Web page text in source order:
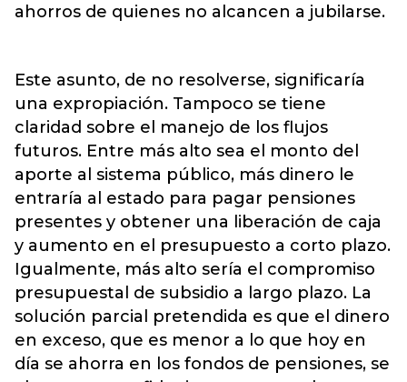
ahorros de quienes no alcancen a jubilarse.
Este asunto, de no resolverse, significaría
una expropiación. Tampoco se tiene
claridad sobre el manejo de los flujos
futuros. Entre más alto sea el monto del
aporte al sistema público, más dinero le
entraría al estado para pagar pensiones
presentes y obtener una liberación de caja
y aumento en el presupuesto a corto plazo.
Igualmente, más alto sería el compromiso
presupuestal de subsidio a largo plazo. La
solución parcial pretendida es que el dinero
en exceso, que es menor a lo que hoy en
día se ahorra en los fondos de pensiones, se